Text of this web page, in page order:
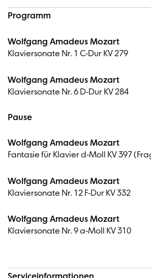
Programm
Wolfgang Amadeus Mozart
Klaviersonate Nr. 1 C-Dur KV 279
Wolfgang Amadeus Mozart
Klaviersonate Nr. 6 D-Dur KV 284
Pause
Wolfgang Amadeus Mozart
Fantasie für Klavier d-Moll KV 397
Wolfgang Amadeus Mozart
Klaviersonate Nr. 12 F-Dur KV 332
Wolfgang Amadeus Mozart
Klaviersonate Nr. 9 a-Moll KV 310